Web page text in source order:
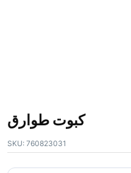
كبوت طوارق
SKU: 760823031